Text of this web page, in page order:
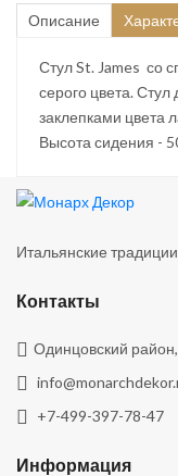
Описание
Стул St. James со
серого цвета.
заклепками цвета
Высота сидения -
Итальянские
Контакты
Одинцовский
+7-499-397-78-47
Информация